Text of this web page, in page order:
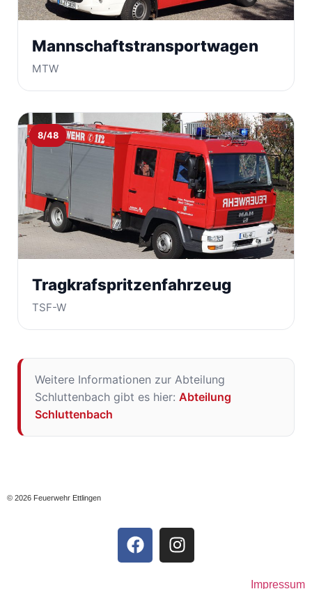
Mannschaftstransportwagen
MTW
8/48
Tragkrafspritzenfahrzeug
TSF-W
Weitere Informationen zur Abteilung
Schluttenbach gibt es hier: Abteilung
Schluttenbach
© 2026 Feuerwehr Ettlingen
Impressum